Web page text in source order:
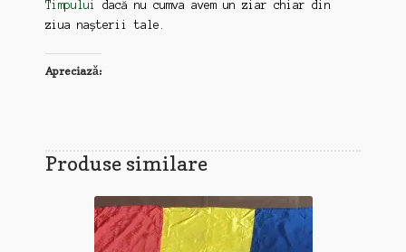
Timpului
dacă nu cumva avem un ziar chiar din
ziua nașterii tale.
Apreciază:
Produse similare